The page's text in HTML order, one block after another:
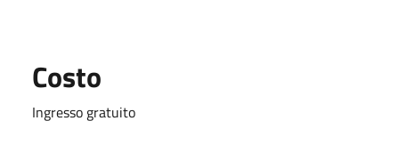
Costo
Ingresso gratuito